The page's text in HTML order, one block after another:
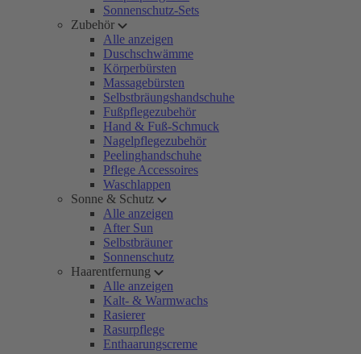
Sonnenschutz-Sets
Zubehör
Alle anzeigen
Duschschwämme
Körperbürsten
Massagebürsten
Selbstbräungshandschuhe
Fußpflegezubehör
Hand & Fuß-Schmuck
Nagelpflegezubehör
Peelinghandschuhe
Pflege Accessoires
Waschlappen
Sonne & Schutz
Alle anzeigen
After Sun
Selbstbräuner
Sonnenschutz
Haarentfernung
Alle anzeigen
Kalt- & Warmwachs
Rasierer
Rasurpflege
Enthaarungscreme